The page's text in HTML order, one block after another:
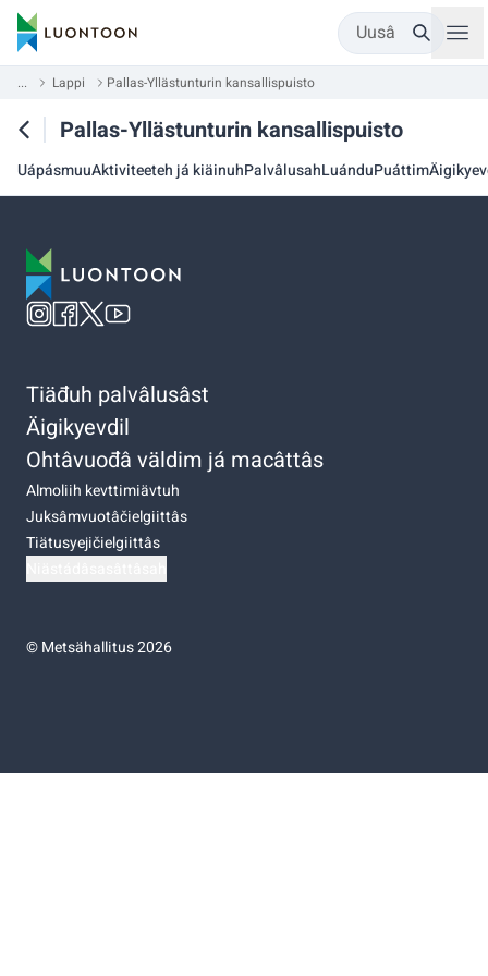
Uusâ
... Lappi Pallas-Yllästunturin kansallispuisto
Pallas-Yllästunturin kansallispuisto
UápásmuuAktiviteeteh já kiäinuhPalvâlusahLuánduPuáttim
Tiäđuh palvâlusâst
Äigikyevdil
Ohtâvuođâ väldim já macâttâs
Almoliih kevttimiävtuh
Juksâmvuotâčielgiittâs
Tiätusyejičielgiittâs
©Metsähallitus 2026